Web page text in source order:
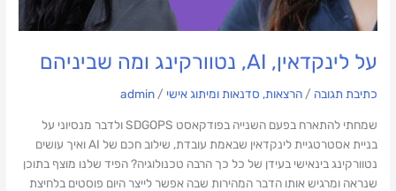
על לינקדאין, AI, נטוורקינג ומה שביניהם
כתיבת תגובה /הרצאות, סדנאות ומיתוג אישי /
admin
שמחתי להתארח בפעם השנייה בפודקאסט SDGOPS ולדבר מנסיוני על
בניית אסטרטגיית לינקדאין שבאמת עובדת, שילוב חכם של AI ואיך עושים
נטוורקינג בינאישי בעידן של כל כך הרבה טכנולוגיה? הפיד שלנו מוצף בתוכן
שנראה ומרגיש אותו הדבר המהירות שבה אפשר לייצר היום פוסטים בלחיצת